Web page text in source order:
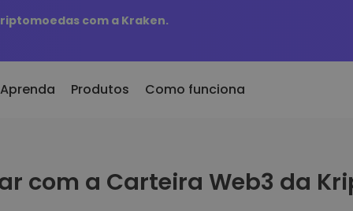
com a Kraken.
s Recentemente
adicionados à
Aprenda Produtos
KriptoEarn
Ganhe recompensas com as suas
Como funciona
com a Carteira Web3 da